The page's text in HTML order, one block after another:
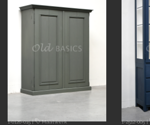
1-0126-015| Maatwerk 1-2512-005|